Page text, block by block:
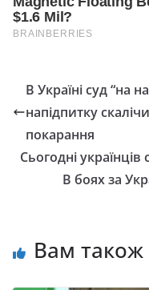
В Україні суд “на
напідпитку
покарання
Сьогодні
В боях за
Вам